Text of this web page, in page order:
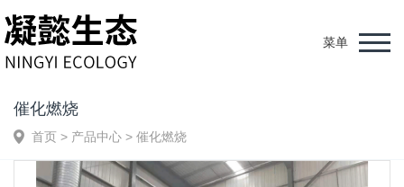
菜单
催化燃烧
首页 > 产品中心 > 催化燃烧